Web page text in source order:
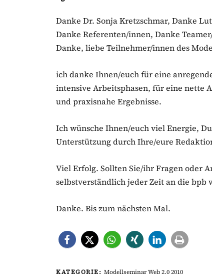
Danke Dr. Sonja Kretzschmar, Danke
Danke Referenten/innen, Danke
Danke, liebe Teilnehmer/innen des
ich danke Ihnen/euch für eine
intensive Arbeitsphasen, für eine nette
und praxisnahe Ergebnisse.
Ich wünsche Ihnen/euch viel Energie,
Unterstützung durch Ihre/eure
Viel Erfolg. Sollten Sie/ihr Fragen oder
selbstverständlich jeder Zeit an die bpb
Danke. Bis zum nächsten Mal.
KATEGORIE: Modellseminar Web 2.0 2010